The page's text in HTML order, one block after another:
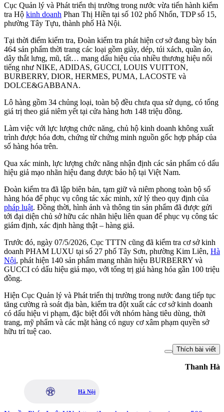
Cục Quản lý và Phát triển thị trường trong nước vừa tiến hành kiểm
tra Hộ kinh doanh Phan Thị Hiền tại số 102 phố Nhổn, TDP số 15,
phường Tây Tựu, thành phố Hà Nội.
Tại thời điểm kiểm tra, Đoàn kiểm tra phát hiện cơ sở đang bày bán
464 sản phẩm thời trang các loại gồm giày, dép, túi xách, quần áo,
dây thắt lưng, mũ, tất… mang dấu hiệu của nhiều thương hiệu nổi
tiếng như NIKE, ADIDAS, GUCCI, LOUIS VUITTON,
BURBERRY, DIOR, HERMES, PUMA, LACOSTE và
DOLCE&GABBANA.
Lô hàng gồm 34 chủng loại, toàn bộ đều chưa qua sử dụng, có tổng
giá trị theo giá niêm yết tại cửa hàng hơn 148 triệu đồng.
Làm việc với lực lượng chức năng, chủ hộ kinh doanh không xuất
trình được hóa đơn, chứng từ chứng minh nguồn gốc hợp pháp của
số hàng hóa trên.
Qua xác minh, lực lượng chức năng nhận định các sản phẩm có dấu
hiệu giả mạo nhãn hiệu đang được bảo hộ tại Việt Nam.
Đoàn kiểm tra đã lập biên bản, tạm giữ và niêm phong toàn bộ số
hàng hóa để phục vụ công tác xác minh, xử lý theo quy định của
pháp luật. Đồng thời, hình ảnh và thông tin sản phẩm đã được gửi
tới đại diện chủ sở hữu các nhãn hiệu liên quan để phục vụ công tác
giám định, xác định hàng thật – hàng giả.
Trước đó, ngày 07/5/2026, Cục TTTN cũng đã kiểm tra cơ sở kinh
doanh PHAM LUXU tại số 27 phố Tây Sơn, phường Kim Liên, Hà
Nội, phát hiện 140 sản phẩm mang nhãn hiệu BURBERRY và
GUCCI có dấu hiệu giả mạo, với tổng trị giá hàng hóa gần 100 triệu
đồng.
Hiện Cục Quản lý và Phát triển thị trường trong nước đang tiếp tục
tăng cường rà soát địa bàn, kiểm tra đột xuất các cơ sở kinh doanh
có dấu hiệu vi phạm, đặc biệt đối với nhóm hàng tiêu dùng, thời
trang, mỹ phẩm và các mặt hàng có nguy cơ xâm phạm quyền sở
hữu trí tuệ cao.
Thích bài viết
Thanh Hà
Hà Nội